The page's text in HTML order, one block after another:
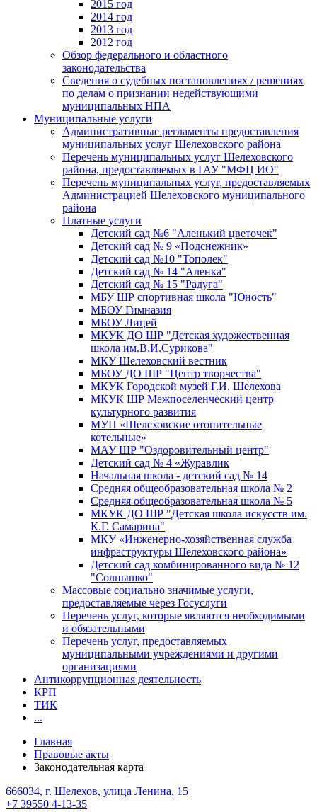
2015 год
2014 год
2013 год
2012 год
Обзор федерального и областного
законодательства
Сведения о судебных постановлениях / решениях
по делам о признании недействующими
муниципальных НПА
Муниципальные услуги
Административные регламенты предоставления
муниципальных услуг Шелеховского района
Перечень муниципальных услуг Шелеховского
района, предоставляемых в ГАУ "МФЦ ИО"
Перечень муниципальных услуг, предоставляемых
Администрацией Шелеховского муниципального
района
Платные услуги
Детский сад №6 "Аленький цветочек"
Детский сад № 9 «Подснежник»
Детский сад №10 "Тополек"
Детский сад № 14 "Аленка"
Детский сад № 15 "Радуга"
МБУ ШР спортивная школа "Юность"
МБОУ Гимназия
МБОУ Лицей
МКУК ДО ШР "Детская художественная
школа им.В.И.Сурикова"
МКУ Шелеховский вестник
МБОУ ДО ШР "Центр творчества"
МКУК Городской музей Г.И. Шелехова
МКУК ШР Межпоселенческий центр
культурного развития
МУП «Шелеховские отопительные
котельные»
МАУ ШР "Оздоровительный центр"
Детский сад № 4 «Журавлик
Начальная школа - детский сад № 14
Средняя общеобразовательная школа № 2
Средняя общеобразовательная школа № 5
МКУК ДО ШР "Детская школа искусств им.
К.Г. Самарина"
МКУ «Инженерно-хозяйственная служба
инфраструктуры Шелеховского района»
Детский сад комбинированного вида № 12
"Солнышко"
Массовые социально значимые услуги,
предоставляемые через Госуслуги
Перечень услуг, которые являются необходимыми
и обязательными
Перечень услуг, предоставляемых
муниципальными учреждениями и другими
организациями
Антикоррупционная деятельность
КРП
ТИК
...
Главная
Правовые акты
Законодательная карта
666034, г. Шелехов, улица Ленина, 15
+7 39550 4-13-35